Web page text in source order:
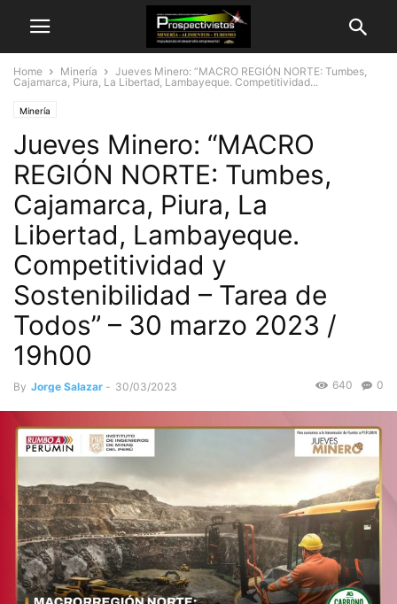
Home Minería
Jueves Minero: “MACRO REGIÓN NORTE: Tumbes,
Cajamarca, Piura, La Libertad, Lambayeque. Competitividad...
Minería
Jueves Minero: “MACRO
REGIÓN NORTE: Tumbes,
Cajamarca, Piura, La
Libertad, Lambayeque.
Competitividad y
Sostenibilidad – Tarea de
Todos” – 30 marzo 2023 /
19h00
By Jorge Salazar - 30/03/2023 0
640